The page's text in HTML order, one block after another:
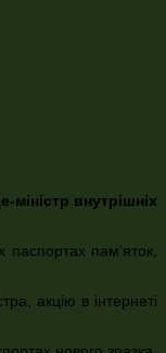
внутрішніх
паспортах пам’яток,
акцію в інтернеті